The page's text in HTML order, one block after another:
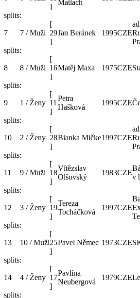
]
Matlach
splits:
7 7 / Muži
[
29
]
Jan Beránek 1995CZE
splits:
8 8 / Muži
[
16
]
Matěj Maxa 1975CZE
splits:
9 1 / Ženy
[
11
]
Petra
Hašková
1995CZE
splits:
10 2 / Ženy
[
28
]
Bianka Mičke1997CZE
splits:
11 9 / Muži
[
18
]
Vítězslav
Olšovský
1983CZE
v
splits:
12 3 / Ženy
[
19
]
Tereza
Tocháčková
1997CZE
splits:
13 10 / Muži
[
25
]
Pavel Němec 1973CZE
splits:
14 4 / Ženy
[
17
]
Pavlína
Neubergová
1979CZE
splits: